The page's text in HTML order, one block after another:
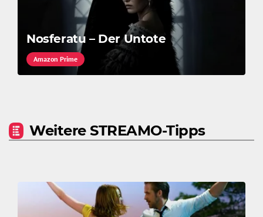
Nosferatu – Der Untote
Amazon Prime
Weitere STREAMO-Tipps